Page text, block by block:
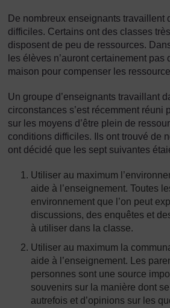
De nombreux enseignants travaillent
difficiles. Certains ont des classes
disposent de peu de ressources.
les élèves n’auront certainement pas
maison pour compenser les
Un groupe d’enseignants travaillant
circonstances s’est récemment réuni
sur les moyens d’être plein de
conditions difficiles. Ils ont trouvé de
ont décidé que les sept suivantes
Utiliser au maximum
aide à l’enseignement. Toutes
environnement que l’on peut
discussions, des enquêtes et
à utiliser dans la classe.
Utiliser au maximum la
aide à l’enseignement. Les
personnes sont une source
souvenirs sur la manière dont
autrefois et d’opinions sur les